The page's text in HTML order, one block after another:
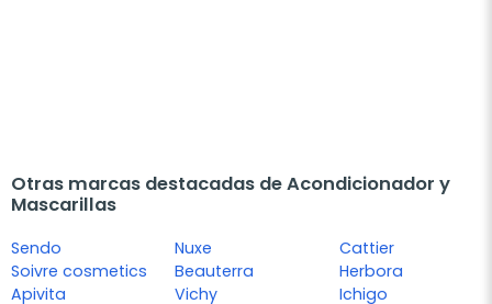
Otras marcas destacadas de Acondicionador y
Mascarillas
Sendo
Soivre cosmetics
Apivita
Nuxe
Beauterra
Vichy
Cattier
Herbora
Ichigo